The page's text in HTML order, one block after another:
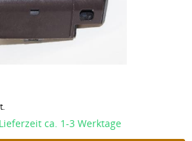
ca. 1-3 Werktage